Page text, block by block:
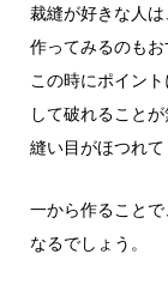
裁縫が好きな人
作ってみるのもお
この時にポイン
して破れること
縫い目がほつれて
一から作ること
なるでしょう。